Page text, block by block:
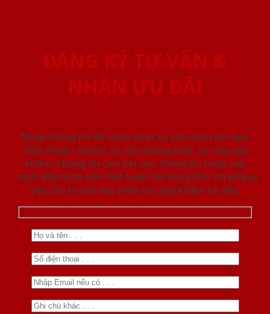
ĐĂNG KÝ TƯ VẤN &
NHẬN ƯU ĐÃI
Nhập thông tin để nhận được tư vấn miễn phí qua
điện thoại / email/ tại văn phòng hoặc tại nhà quý
khách. Chúng tôi cam kết mọi thông tin nhập vào
dưới đây được bảo mật tuyệt đối cũng như chỉ phục vụ
yêu cầu tư vấn duy nhất của quý khách tại đây.